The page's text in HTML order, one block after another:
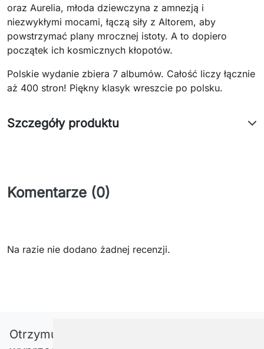
oraz Aurelia, młoda dziewczyna z amnezją i
niezwykłymi mocami, łączą siły z Altorem, aby
powstrzymać plany mrocznej istoty. A to dopiero
początek ich kosmicznych kłopotów.
Polskie wydanie zbiera 7 albumów. Całość liczy łącznie
aż 400 stron! Piękny klasyk wreszcie po polsku.
Szczegóły produktu
Komentarze (0)
Na razie nie dodano żadnej recenzji.
Otrzymuj informację o nowościach i